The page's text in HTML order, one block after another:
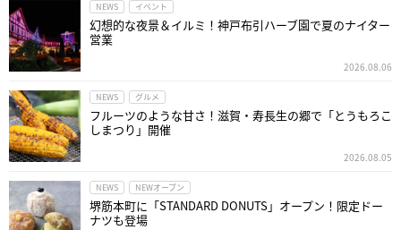
NEWS イベント
幻想的な夜景＆イルミ！神戸布引ハーブ園で夏のナイター
営業
2026.08.06
NEWS グルメ
フルーツのような甘さ！滋賀・寿長生の郷で「とうもろこ
しまつり」開催
2026.08.05
NEWS NEWオープン
堺筋本町に「STANDARD DONUTS」オープン！限定ドー
ナツも登場